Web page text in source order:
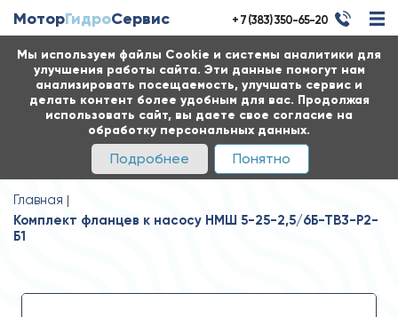
Мы используем файлы Cookie и системы аналитики для
улучшения работы сайта. Эти данные помогут нам
анализировать посещаемость, улучшать сервис и
делать контент более удобным для вас. Продолжая
использовать сайт, вы даете свое согласие на
обработку персональных данных.
Подробнее Понятно
МоторГидроСервис + 7 (383) 350-65-20
Главная
Комплект фланцев к насосу НМШ 5-25-2,5/6Б-ТВ3-Р2-
Б1